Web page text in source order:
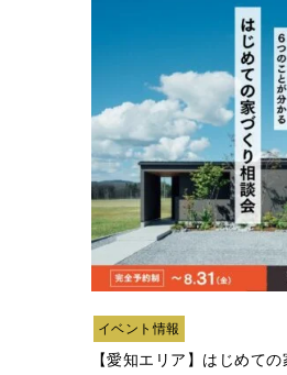
イベント情報
【愛知エリア】はじめて